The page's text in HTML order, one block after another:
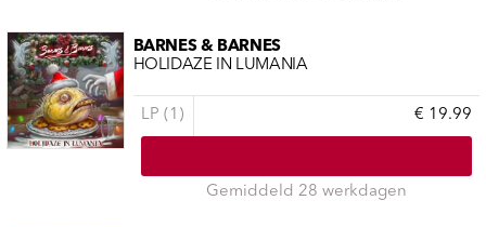
BARNES & BARNES
HOLIDAZE IN LUMANIA
LP (1) € 19.99
Gemiddeld 28 werkdagen